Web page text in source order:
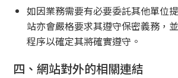
如因業務需要有必要委託其他單位
站亦會嚴格要求其遵守保密義務，
程序以確定其將確實遵守。
四、網站對外的相關連結